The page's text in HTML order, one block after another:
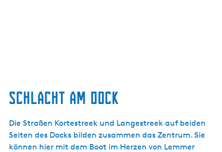
Schlacht am Dock
Die Straßen Kortestreek und Langestreek auf beiden
Seiten des Docks bilden zusammen das Zentrum. Sie
können hier mit dem Boot im Herzen von Lemmer